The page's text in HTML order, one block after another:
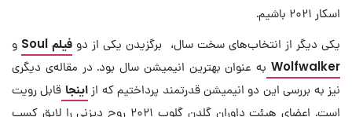
اسکار ۲۰۲۱ باشیم.
یکی دیگر از انتخاب‌های سخت سال، برگزیدن یکی از دو فیلم Soul
و
Wolfwalker به عنوان بهترین انیمیشن سال بود. در مقاله‌ی دیگری
نیز به بررسی این دو انیمیشن قدرتمند پرداختیم که ازاینجا قابل رویت
است. اعضای هیئت داوران گلدن گلوب ۲۰۲۱ روحِ دیزنی را لایق کسب